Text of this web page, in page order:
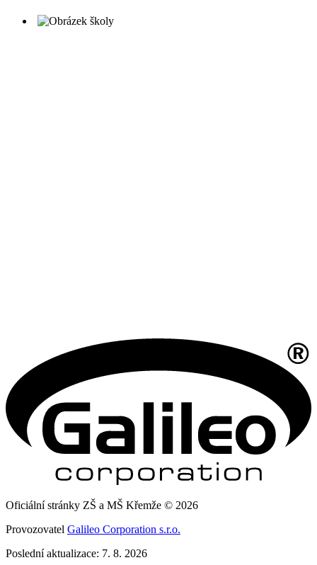
Oficiální stránky ZŠ a MŠ Křemže © 2026
Provozovatel Galileo Corporation s.r.o.
Poslední aktualizace: 7. 8. 2026